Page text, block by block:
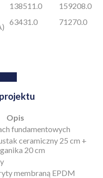
138511.0
159208.0
63431.0 71270.0
Opis
fundamentowych
ceramiczny 25 cm +
20 cm
membraną EPDM